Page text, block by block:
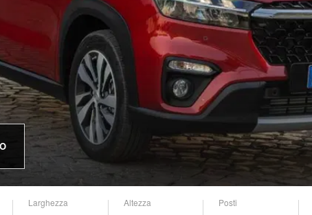
Larghezza Altezza Posti